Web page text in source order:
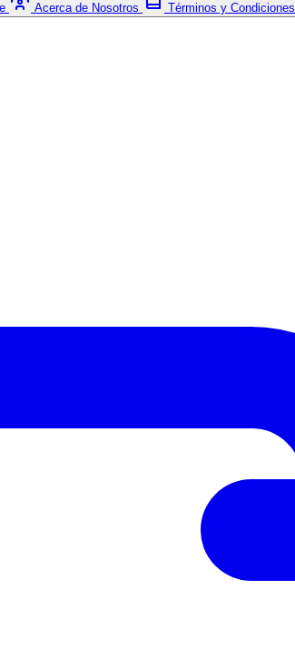
Acerca de Nosotros Términos y Condiciones